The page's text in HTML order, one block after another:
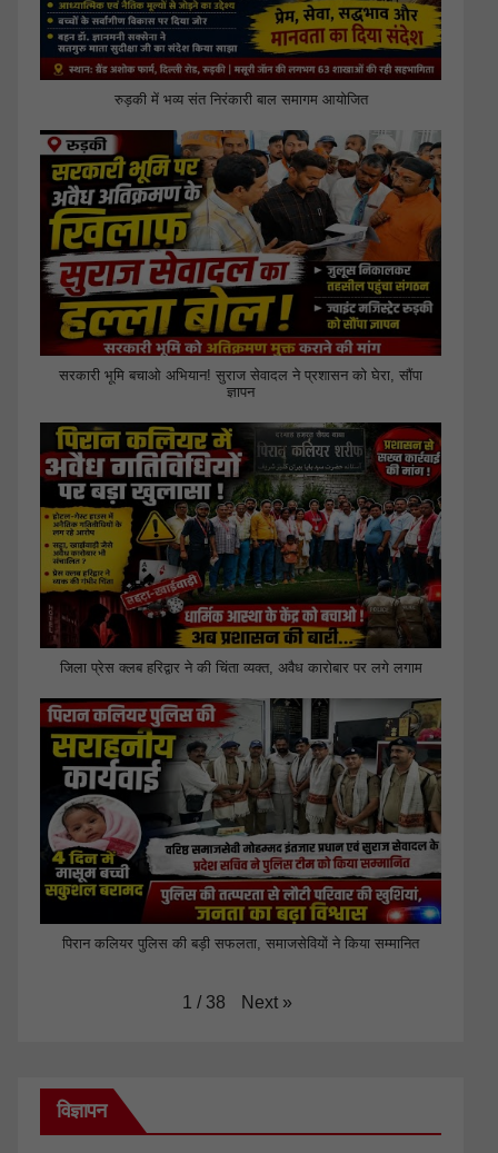
रुड़की में भव्य संत निरंकारी बाल समागम आयोजित
सरकारी भूमि बचाओ अभियान! सुराज सेवादल ने प्रशासन को घेरा, सौंपा
ज्ञापन
जिला प्रेस क्लब हरिद्वार ने की चिंता व्यक्त, अवैध कारोबार पर लगे लगाम
पिरान कलियर पुलिस की बड़ी सफलता, समाजसेवियों ने किया सम्मानित
1 / 38 Next »
विज्ञापन